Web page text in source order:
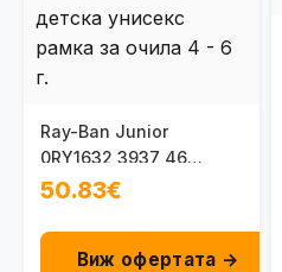
Ray-Ban Junior
0RY1632 3937 46
детска унисекс рамка
50.83€
Виж офертата →